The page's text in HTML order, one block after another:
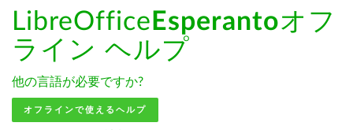
LibreOffice Esperantoオフ
ライン ヘルプ
他の言語が必要ですか?
オフラインで使えるヘルプ